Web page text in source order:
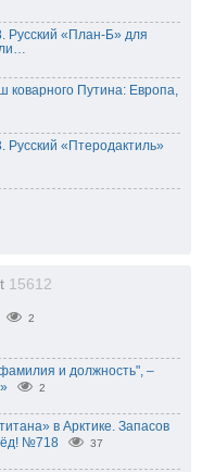
«План-Б» для
Путина: Европа,
«Птеродактиль»
15612
2
и должность", –
2
в Арктике. Запасов
№718
37